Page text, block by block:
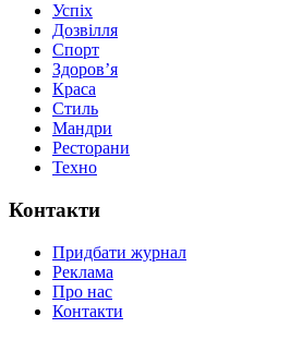
Успіх
Дозвілля
Спорт
Здоров’я
Краса
Стиль
Мандри
Ресторани
Техно
Контакти
Придбати журнал
Реклама
Про нас
Контакти